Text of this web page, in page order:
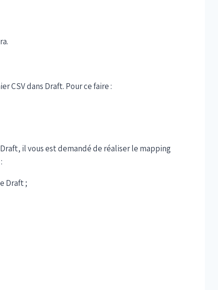
CSV dans Draft. Pour ce faire :
il vous est demandé de réaliser le mapping
Draft ;